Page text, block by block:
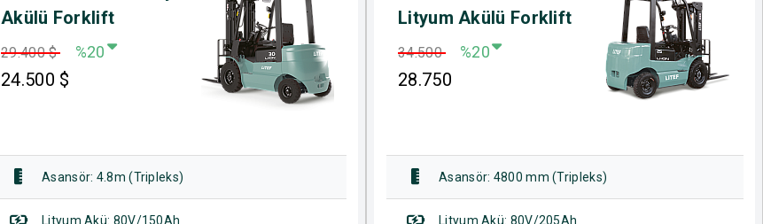
Akülü Forklift
29.400 $ %20
24.500 $
Asansör: 4.8m (Tripleks)
Lityum Akü: 80V/150Ah
Lityum Akülü Forklift
34.500 %20
28.750
Asansör: 4800 mm (Tripleks)
Lityum Akü: 80V/205Ah